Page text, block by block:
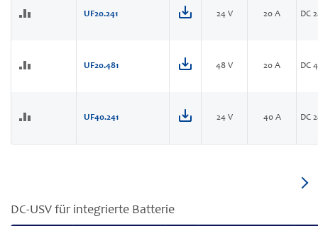
UF20.241 24 V 20 A DC
UF20.481 48 V 20 A DC
UF40.241 24 V 40 A DC
DC-USV für integrierte Batterie